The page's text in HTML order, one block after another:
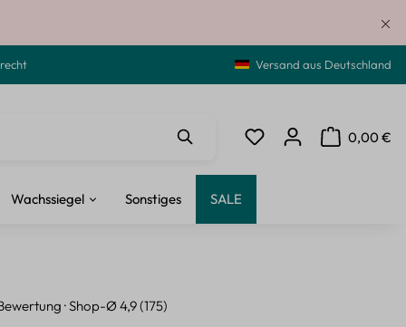
Versand aus Deutschland
Du hast 0 Produkte auf
0,00 €
Warenkorb
Wachssiegel Sonstiges SALE
· Shop-Ø 4,9 (175)